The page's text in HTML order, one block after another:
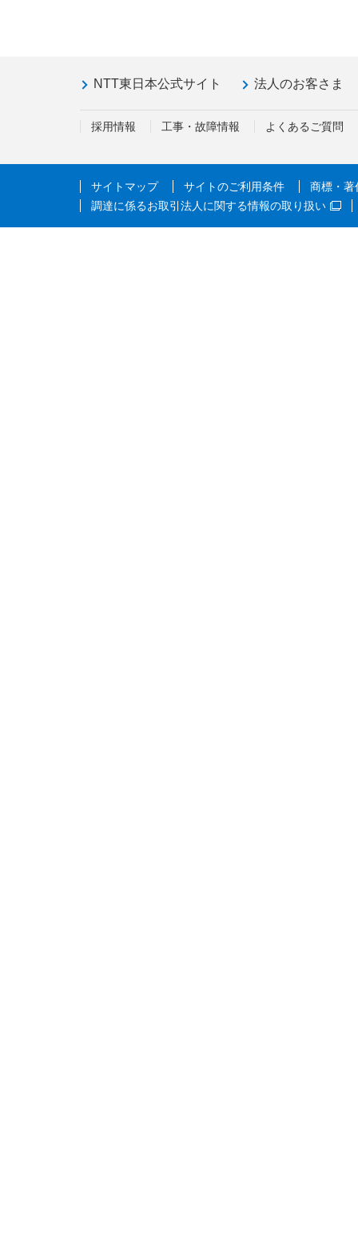
NTT東日本公式サイト 法人のお客さま
採用情報 工事・故障情報 よくあるご質問
サイトマップ サイトのご利用条件
商標・著
調達に係るお取引法人に関する情報の取り扱い